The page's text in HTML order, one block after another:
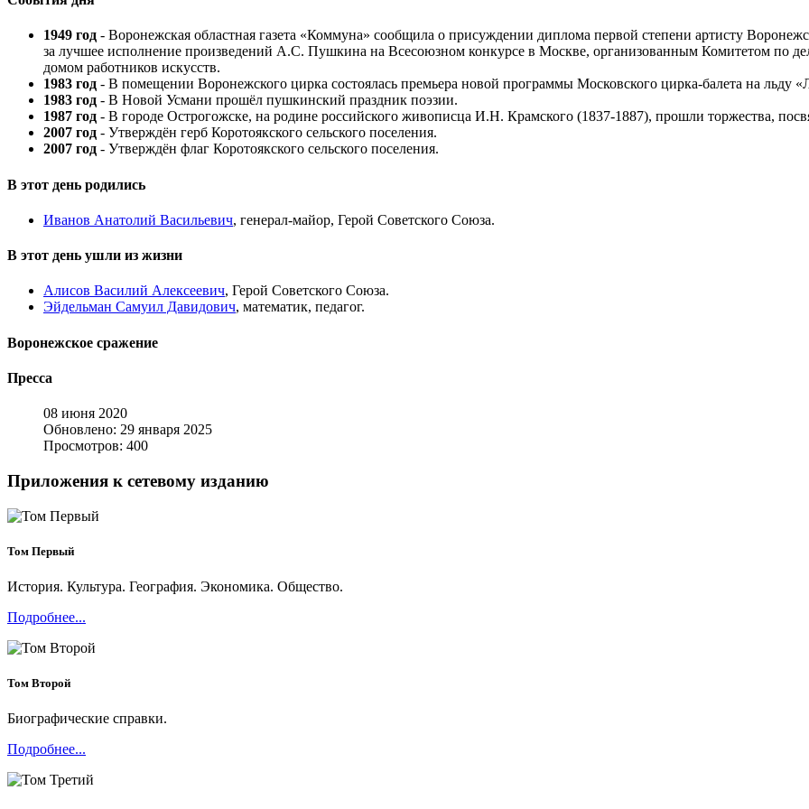
1949 год - Воронежская областная газета «Коммуна» сообщила о присуждении диплома первой степени артисту
за лучшее исполнение произведений А.С. Пушкина на Всесоюзном конкурсе в Москве, организованным Комитетом по
домом работников искусств.
1983 год - В помещении Воронежского цирка состоялась премьера новой программы Московского цирка-балета на льду
1983 год - В Новой Усмани прошёл пушкинский праздник поэзии.
1987 год - В городе Острогожске, на родине российского живописца И.Н. Крамского (1837-1887), прошли торжества,
2007 год - Утверждён герб Коротоякского сельского поселения.
2007 год - Утверждён флаг Коротоякского сельского поселения.
В этот день родились
Иванов Анатолий Васильевич, генерал-майор, Герой Советского Союза.
В этот день ушли из жизни
Алисов Василий Алексеевич, Герой Советского Союза.
Эйдельман Самуил Давидович, математик, педагог.
Воронежское сражение
Пресса
08 июня 2020
Обновлено: 29 января 2025
Просмотров: 400
Приложения к сетевому изданию
Том Первый
История. Культура. География. Экономика. Общество.
Подробнее...
Том Второй
Биографические справки.
Подробнее...